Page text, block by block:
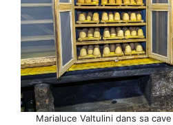
Marialuce Valtulini dans sa